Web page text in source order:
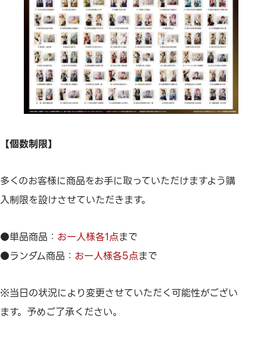
【個数制限】
多くのお客様に商品をお手に取っていただけますよう購
入制限を設けさせていただきます。
●単品商品： お一人様各1点まで
●ランダム商品： お一人様各5点まで
※当日の状況により変更させていただく可能性がござい
ます。予めご了承ください。